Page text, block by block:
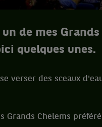
un de mes
quelques unes.
verser des sceaux
Grands Chelems